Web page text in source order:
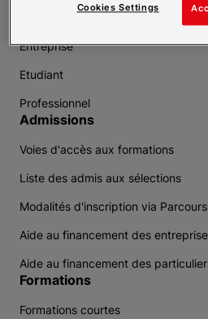
Demandeur d'emploi
Entreprise
Etudiant
Professionnel
Admissions
Voies d'accès aux formations
Liste des admis aux sélections
Modalités d'inscription via
Aide au financement des
Aide au financement des
Formations
Formations courtes
Cookies Settings